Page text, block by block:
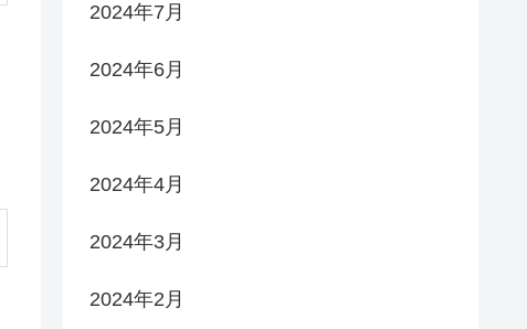
2024年7月
2024年6月
2024年5月
2024年4月
2024年3月
2024年2月